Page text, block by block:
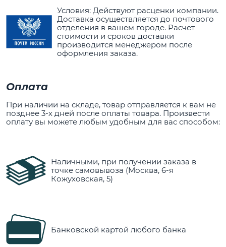
Условия: Действуют расценки компании.
Доставка осуществляется до почтового
отделения в вашем городе. Расчет
стоимости и сроков доставки
производится менеджером после
оформления заказа.
Оплата
При наличии на складе, товар отправляется к вам не
позднее 3-х дней после оплаты товара. Произвести
оплату вы можете любым удобным для вас способом:
Наличными, при получении заказа в
точке самовывоза (Москва, 6-я
Кожуховская, 5)
Банковской картой любого банка